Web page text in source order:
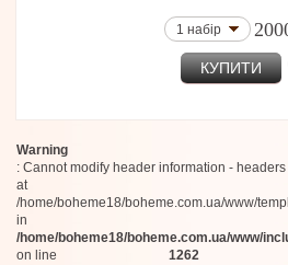
1 набір
КУПИТИ
Warning
: Cannot modify header information -
at
/home/boheme18/boheme.com.ua/www/
in
/home/boheme18/boheme.com.ua/www/
on line
1262